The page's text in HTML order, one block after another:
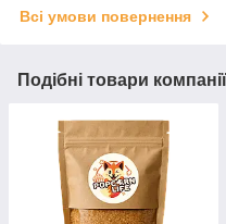
Всі умови повернення
Подібні товари компанії